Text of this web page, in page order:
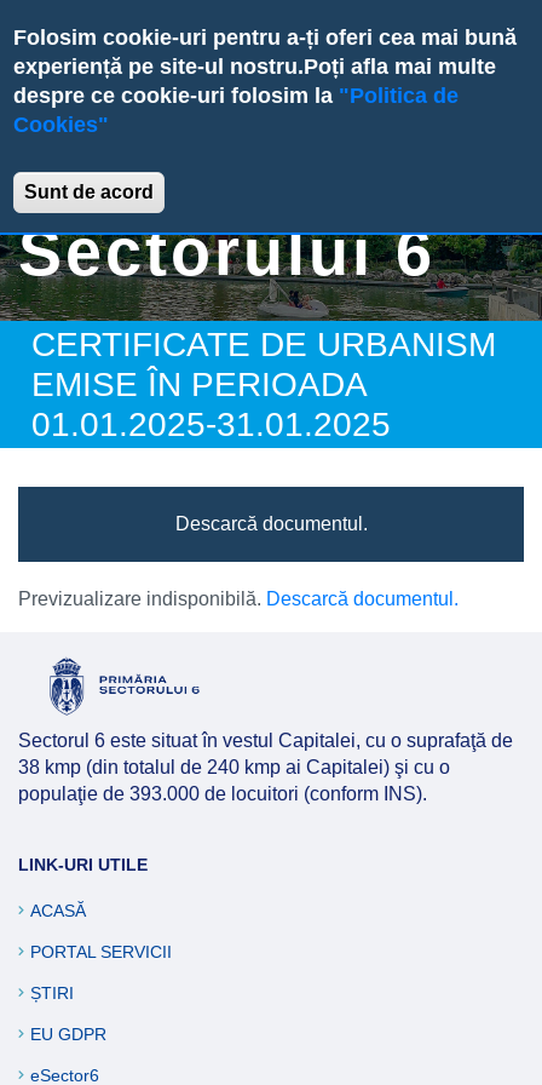
Folosim cookie-uri pentru a-ți oferi cea mai bună
experiență pe site-ul nostru.Poți afla mai multe
despre ce cookie-uri folosim la "Politica de
Cookies"
Sunt de acord
to
main
content
Primăria
Sectorului 6
CERTIFICATE DE URBANISM
EMISE ÎN PERIOADA
01.01.2025-31.01.2025
Descarcă documentul.
Previzualizare indisponibilă. Descarcă documentul.
Sectorul 6 este situat în vestul Capitalei, cu o suprafaţă de
38 kmp (din totalul de 240 kmp ai Capitalei) şi cu o
populaţie de 393.000 de locuitori (conform INS).
LINK-URI UTILE
ACASĂ
PORTAL SERVICII
ȘTIRI
EU GDPR
eSector6